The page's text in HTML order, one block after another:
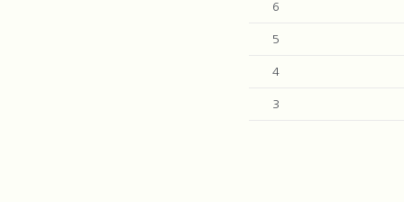
6
5
4
3